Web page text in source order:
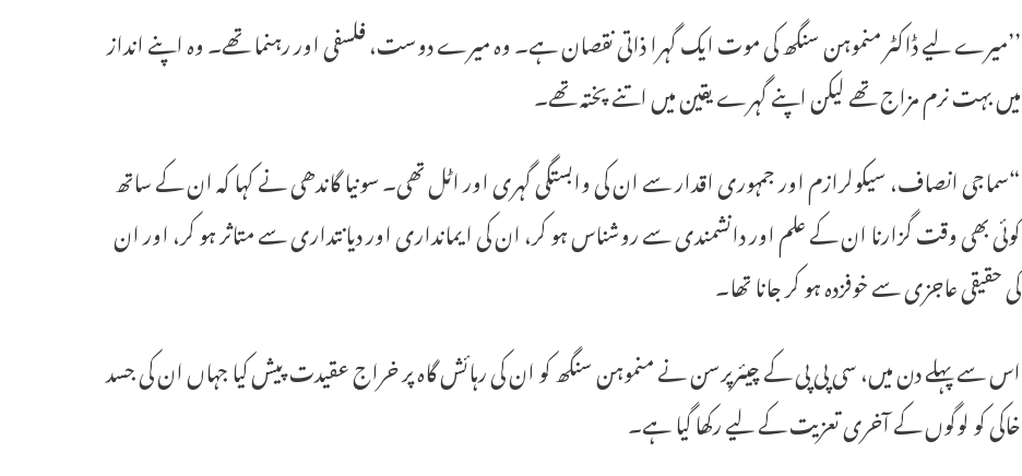
’’میرے لیے ڈاکٹر منموہن سنگھ کی موت ایک گہرا ذاتی نقصان ہے۔ وہ میرے دوست، فلسفی اور رہنما تھے۔ وہ اپنے انداز
میں بہت نرم مزاج تھے لیکن اپنے گہرے یقین میں اتنے پختہ تھے۔
“سماجی انصاف، سیکولرازم اور جمہوری اقدار سے ان کی وابستگی گہری اور اٹل تھی۔ سونیا گاندھی نے کہا کہ ان کے ساتھ
کوئی بھی وقت گزارنا ان کے علم اور دانشمندی سے روشناس ہو کر، ان کی ایمانداری اور دیانتداری سے متاثر ہو کر، اور ان
کی حقیقی عاجزی سے خوفزدہ ہو کر جانا تھا۔
اس سے پہلے دن میں، سی پی پی کے چیئرپرسن نے منموہن سنگھ کو ان کی رہائش گاہ پر خراج عقیدت پیش کیا جہاں ان کی جسد
خاکی کو لوگوں کے آخری تعزیت کے لیے رکھا گیا ہے۔